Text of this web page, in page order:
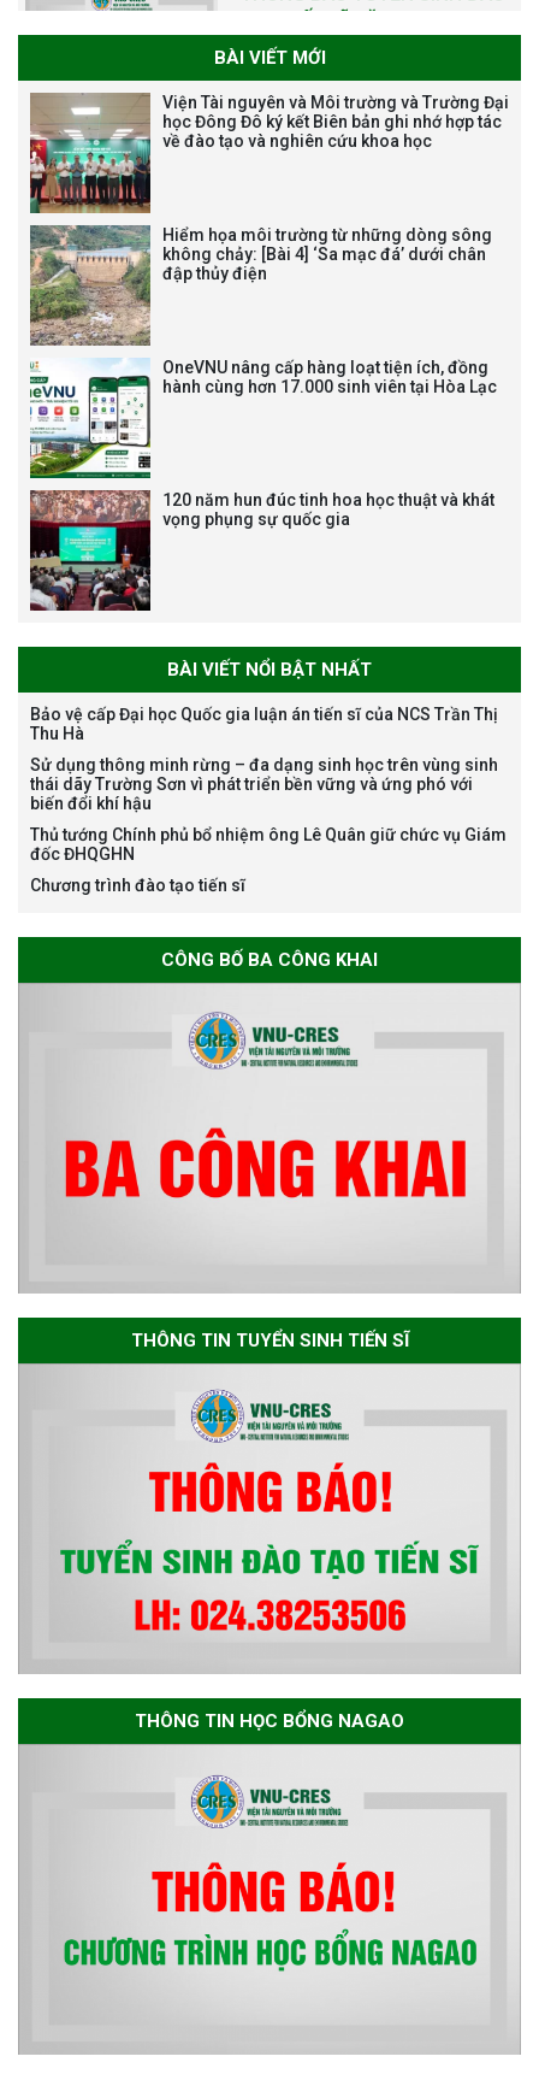
THƯ CẢM ƠN LỄ KỶ NIỆM 40
NĂM XÂY DỰNG VÀ PHÁT TRIỂN
VIỆN (1985-2025) VÀ ĐÓN
vị trí việc làm chức danh nghề
nghiệp chuyên môn dùng
Bảo vệ luận án tiến sĩ của NCS
Nguyễn Thế Thông
Thông báo chương trình học
bổng Nagao tại Việt Nam năm
ban chuyên môn đánh giá hồ
sơ chuyên môn cho các thí sinh
dự tuyển nghiên cứu sinh đợt 1
Thông báo danh sách thí sinh
đủ điều kiện dự tuyển Chương
trình đào tạo tiến sĩ chuyên
ngành Môi trường và phát triển
bền vững đợt 1 năm 2026
BÀI VIẾT MỚI
Viện Tài nguyên và Môi trường và Trường Đại
học Đông Đô ký kết Biên bản ghi nhớ hợp tác
về đào tạo và nghiên cứu khoa học
Hiểm họa môi trường từ những dòng sông
không chảy: [Bài 4] ‘Sa mạc đá’ dưới chân
đập thủy điện
OneVNU nâng cấp hàng loạt tiện ích, đồng
hành cùng hơn 17.000 sinh viên tại Hòa Lạc
120 năm hun đúc tinh hoa học thuật và khát
vọng phụng sự quốc gia
BÀI VIẾT NỔI BẬT NHẤT
Bảo vệ cấp Đại học Quốc gia luận án tiến sĩ của NCS Trần Thị
Thu Hà
Sử dụng thông minh rừng – đa dạng sinh học trên vùng sinh
thái dãy Trường Sơn vì phát triển bền vững và ứng phó với
biến đổi khí hậu
Thủ tướng Chính phủ bổ nhiệm ông Lê Quân giữ chức vụ Giám
đốc ĐHQGHN
Chương trình đào tạo tiến sĩ
CÔNG BỐ BA CÔNG KHAI
THÔNG TIN TUYỂN SINH TIẾN SĨ
THÔNG TIN HỌC BỔNG NAGAO